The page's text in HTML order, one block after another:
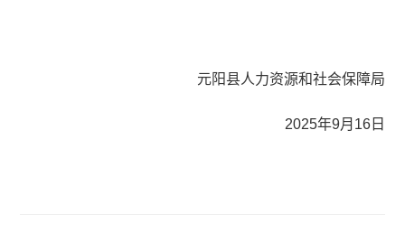
元阳县人力资源和社会保障局
2025年9月16日